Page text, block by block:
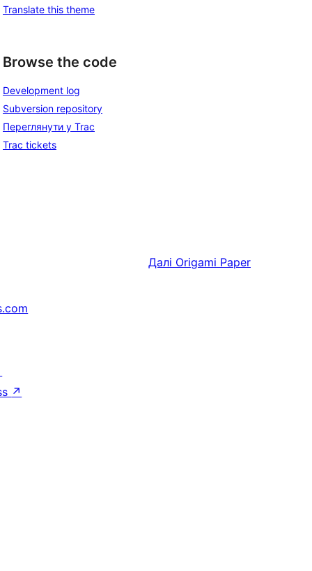
Translate this theme
Browse the code
Development log
Subversion repository
Переглянути у Trac
Trac tickets
Далі Origami Paper
↗